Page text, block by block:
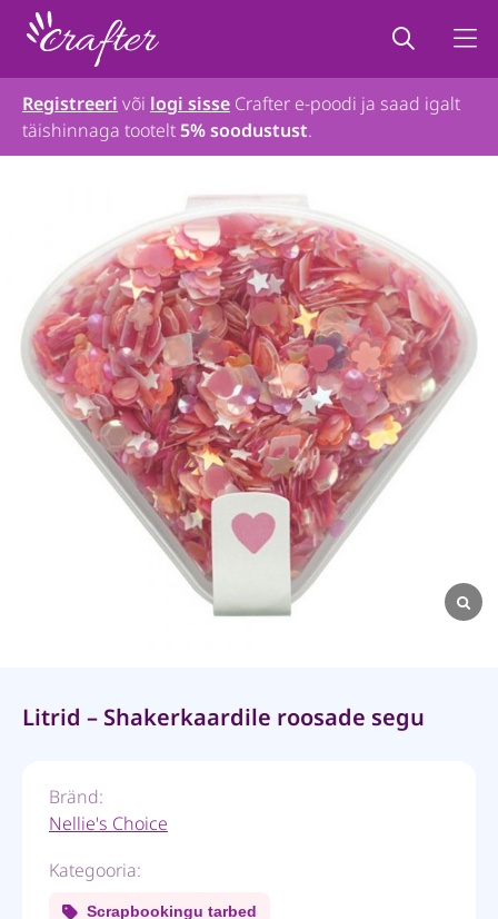
Registreeri või logi sisse Crafter e-poodi ja saad igalt
täishinnaga tootelt5% soodustust.
Litrid – Shakerkaardile roosade segu
Bränd:
Nellie's Choice
Kategooria:
Scrapbookingu tarbed